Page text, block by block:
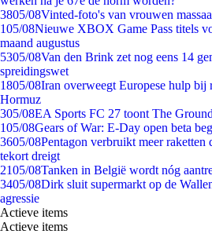
3805/08Vinted-foto's van vrouwen
105/08Nieuwe XBOX Game Pass titels
maand augustus
5305/08Van den Brink zet nog eens 14
spreidingswet
1805/08Iran overweegt Europese hulp bij
Hormuz
305/08EA Sports FC 27 toont The
105/08Gears of War: E-Day open beta
3605/08Pentagon verbruikt meer raketten
tekort dreigt
2105/08Tanken in België wordt nóg
3405/08Dirk sluit supermarkt op de
agressie
Actieve items
Actieve items